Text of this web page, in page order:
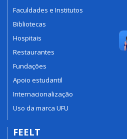
Faculdades e Institutos
Bibliotecas
Hospitais
Restaurantes
Fundações
Apoio estudantil
Internacionalização
Uso da marca UFU
FEELT